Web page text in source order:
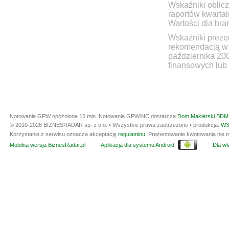
Wskaźniki
raportów
Wartości dla
Wskaźniki
rekomendacją
października
finansowych lub
Notowania GPW opóźnione 15 min. Notowania GPW/NC dostarcza Dom Maklerski
© 2010-2026 BIZNESRADAR sp. z o.o. • Wszystkie prawa zastrzeżone • produkcja:
Korzystanie z serwisu oznacza akceptację regulaminu . Prezentowanie kwotowania
Mobilna wersja BiznesRadar.pl
Aplikacja dla systemu Android Dla